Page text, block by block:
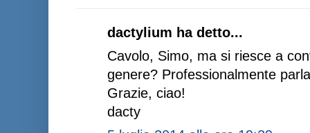
dactylium ha detto...
Cavolo, Simo, ma si riesce a
genere? Professionalmente
Grazie, ciao!
dacty